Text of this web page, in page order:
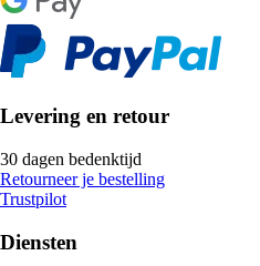
Levering en retour
30 dagen bedenktijd
Retourneer je bestelling
Trustpilot
Diensten